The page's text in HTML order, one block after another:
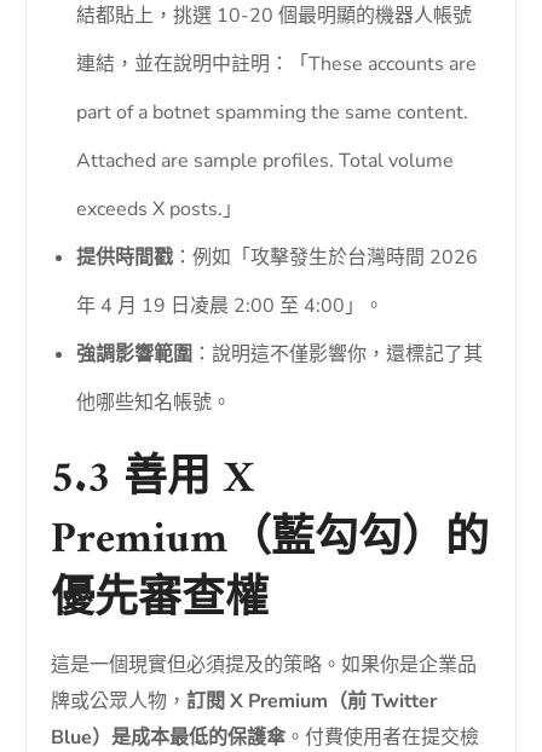
結都貼上，挑選 10-20 個最明顯的機器人帳號
連結，並在說明中註明：「These accounts are
part of a botnet spamming the same content.
Attached are sample profiles. Total volume
exceeds X posts.」
提供時間戳 ：例如「攻擊發生於台灣時間 2026
年 4 月 19 日凌晨 2:00 至 4:00」。
強調影響範圍 ：說明這不僅影響你，還標記了其
他哪些知名帳號。
5.3 善用 X
Premium（藍勾勾）的
優先審查權
這是一個現實但必須提及的策略。如果你是企業品
牌或公眾人物，訂閱 X Premium（前 Twitter
Blue）是成本最低的保護傘 。付費使用者在提交檢